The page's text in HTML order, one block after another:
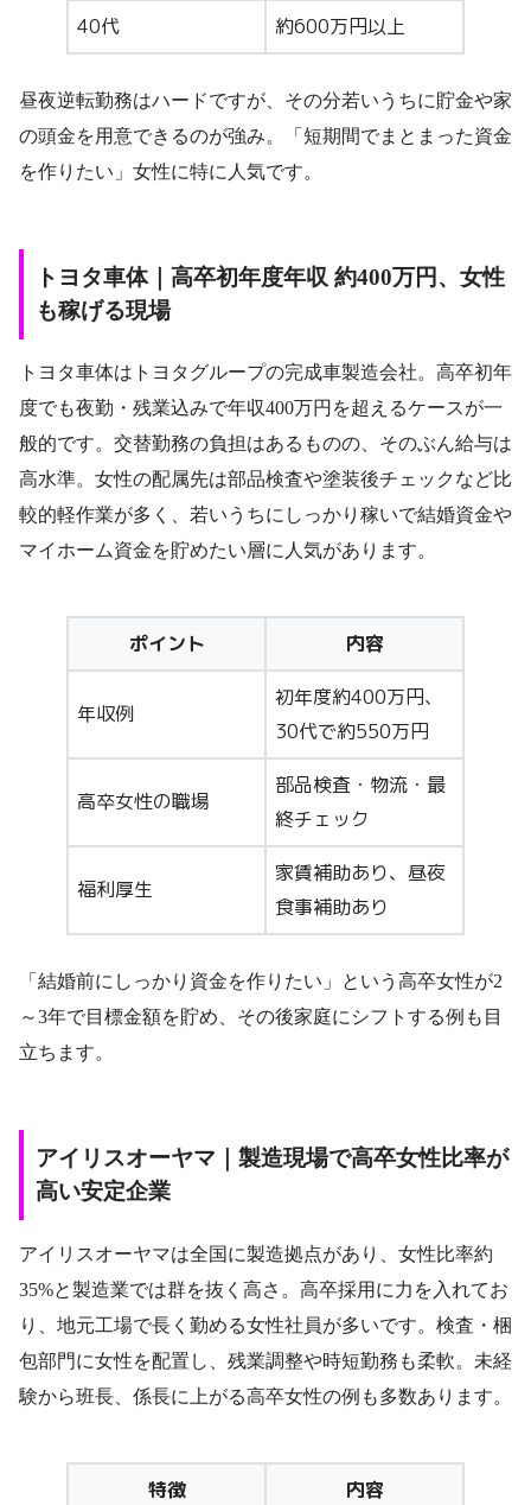
40代 約600万円以上
昼夜逆転勤務はハードですが、その分若いうちに貯金や家
の頭金を用意できるのが強み。「短期間でまとまった資金
を作りたい」女性に特に人気です。
トヨタ車体｜高卒初年度年収 約400万円、女性
も稼げる現場
トヨタ車体はトヨタグループの完成車製造会社。高卒初年
度でも夜勤・残業込みで年収400万円を超えるケースが一
般的です。交替勤務の負担はあるものの、そのぶん給与は
高水準。女性の配属先は部品検査や塗装後チェックなど比
較的軽作業が多く、若いうちにしっかり稼いで結婚資金や
マイホーム資金を貯めたい層に人気があります。
ポイント 内容
年収例
初年度約400万円、
30代で約550万円
高卒女性の職場
部品検査・物流・最
終チェック
福利厚生
家賃補助あり、昼夜
食事補助あり
「結婚前にしっかり資金を作りたい」という高卒女性が2
～3年で目標金額を貯め、その後家庭にシフトする例も目
立ちます。
アイリスオーヤマ｜製造現場で高卒女性比率が
高い安定企業
アイリスオーヤマは全国に製造拠点があり、女性比率約
35%と製造業では群を抜く高さ。高卒採用に力を入れてお
り、地元工場で長く勤める女性社員が多いです。検査・梱
包部門に女性を配置し、残業調整や時短勤務も柔軟。未経
験から班長、係長に上がる高卒女性の例も多数あります。
特徴 内容